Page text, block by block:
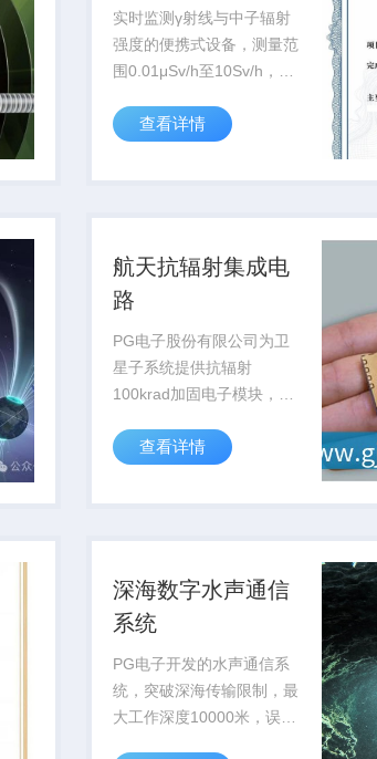
实时监测γ射线与中子辐射
强度的便携式设备，测量范
围0.01μSv/h至10Sv/h，通
用于核电站...
查看详情
航天抗辐射集成电
路
PG电子股份有限公司为卫
星子系统提供抗辐射
100krad加固电子模块，在
可靠性达到航天级标准
查看详情
深海数字水声通信
系统
PG电子开发的水声通信系
统，突破深海传输限制，最
大工作深度10000米，误码